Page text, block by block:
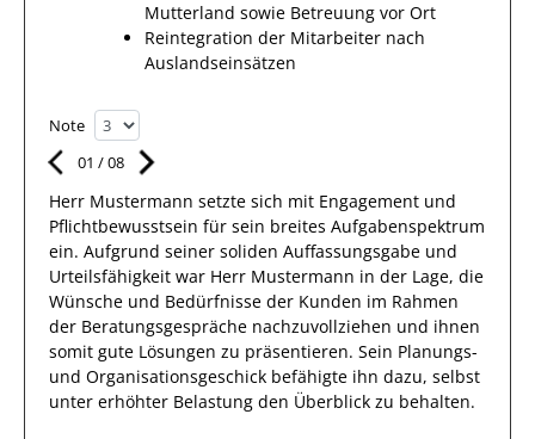
Mutterland sowie Betreuung vor Ort
Reintegration der Mitarbeiter nach
Auslandseinsätzen
Note
01 /08
Herr Mustermann setzte sich mit Engagement und
Pflichtbewusstsein für sein breites Aufgabenspektrum
ein. Aufgrund seiner soliden Auffassungsgabe und
Urteilsfähigkeit war Herr Mustermann in der Lage, die
Wünsche und Bedürfnisse der Kunden im Rahmen
der Beratungsgespräche nachzuvollziehen und ihnen
somit gute Lösungen zu präsentieren. Sein Planungs-
und Organisationsgeschick befähigte ihn dazu, selbst
unter erhöhter Belastung den Überblick zu behalten.